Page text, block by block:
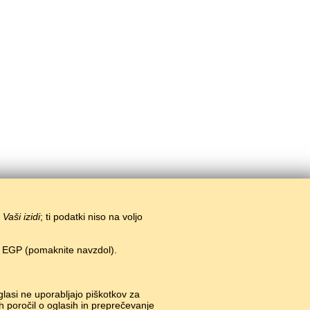
Vaši izidi; ti podatki niso na voljo
(pomaknite navzdol).
ne uporabljajo piškotkov za
poročil o oglasih in preprečevanje